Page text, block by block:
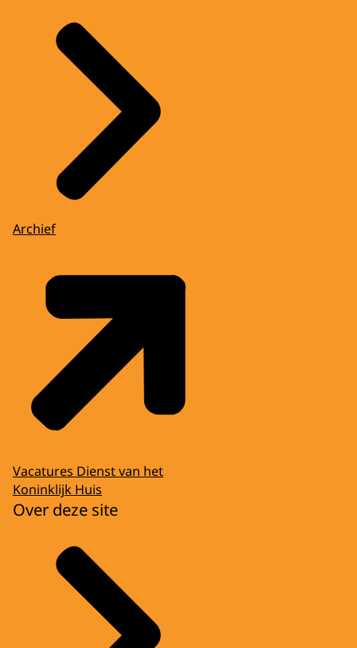
Archief
Vacatures Dienst van het
Koninklijk Huis
Over deze site